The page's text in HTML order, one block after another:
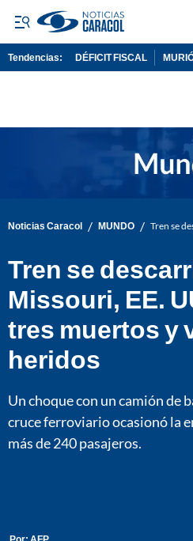
Tendencias: DÉFICIT FISCAL
Noticias Caracol / MUNDO / Tren se
Tren se
Missouri, EE.
tres muertos y
heridos
Un choque con un camión de
cruce ferroviario ocasionó la
más de 240 pasajeros.